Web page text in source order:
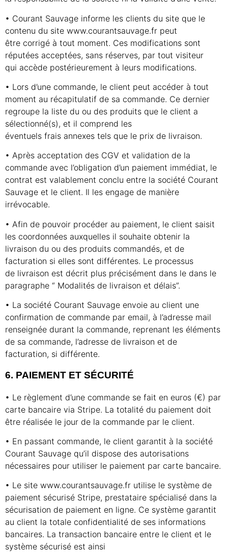
• Courant Sauvage informe les clients du site que le
contenu du site www.courantsauvage.fr peut
être corrigé à tout moment. Ces modifications sont
réputées acceptées, sans réserves, par tout visiteur
qui accède postérieurement à leurs modifications.
• Lors d’une commande, le client peut accéder à tout
moment au récapitulatif de sa commande. Ce dernier
regroupe la liste du ou des produits que le client a
sélectionné(s), et il comprend les
éventuels frais annexes tels que le prix de livraison.
• Après acceptation des CGV et validation de la
commande avec l’obligation d’un paiement immédiat, le
contrat est valablement conclu entre la société Courant
Sauvage et le client. Il les engage de manière
irrévocable.
• Afin de pouvoir procéder au paiement, le client saisit
les coordonnées auxquelles il souhaite obtenir la
livraison du ou des produits commandés, et de
facturation si elles sont différentes. Le processus
de livraison est décrit plus précisément dans le dans le
paragraphe “ Modalités de livraison et délais”.
• La société Courant Sauvage envoie au client une
confirmation de commande par email, à l’adresse mail
renseignée durant la commande, reprenant les éléments
de sa commande, l’adresse de livraison et de
facturation, si différente.
6. PAIEMENT ET SÉCURITÉ
• Le règlement d’une commande se fait en euros (€) par
carte bancaire via Stripe. La totalité du paiement doit
être réalisée le jour de la commande par le client.
• En passant commande, le client garantit à la société
Courant Sauvage qu’il dispose des autorisations
nécessaires pour utiliser le paiement par carte bancaire.
• Le site www.courantsauvage.fr utilise le système de
paiement sécurisé Stripe, prestataire spécialisé dans la
sécurisation de paiement en ligne. Ce système garantit
au client la totale confidentialité de ses informations
bancaires. La transaction bancaire entre le client et le
système sécurisé est ainsi